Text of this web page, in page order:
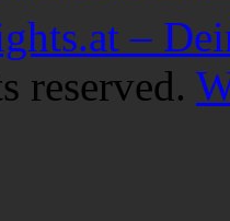
–
reserved.